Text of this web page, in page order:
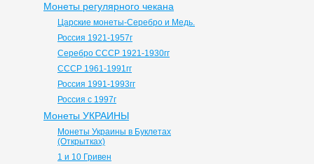
Монеты регулярного чекана
Царские монеты-Серебро и Медь.
Россия 1921-1957г
Серебро СССР 1921-1930гг
СССР 1961-1991гг
Россия 1991-1993гг
Россия с 1997г
Монеты УКРАИНЫ
Монеты Украины в Буклетах
(Открытках)
1 и 10 Гривен